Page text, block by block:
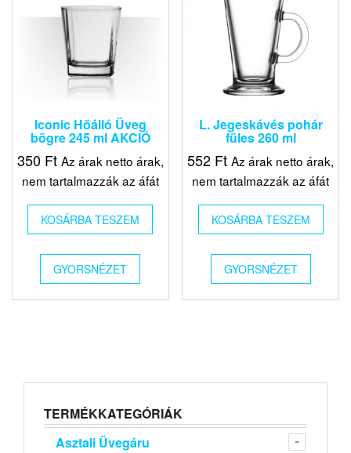
Iconic Hõálló Üveg
bögre 245 ml AKCIÓ
350 Ft Az árak netto árak,
nem tartalmazzák az áfát
KOSÁRBA TESZEM
GYORSNÉZET
L. Jegeskávés pohár
füles 260 ml
552 Ft Az árak netto árak,
nem tartalmazzák az áfát
KOSÁRBA TESZEM
GYORSNÉZET
TERMÉKKATEGÓRIÁK
Asztali Üvegáru